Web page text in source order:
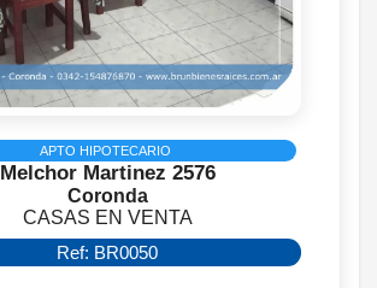
APTO HIPOTECARIO
Melchor Martinez 2576
Coronda
CASAS EN VENTA
Ref: BR0050